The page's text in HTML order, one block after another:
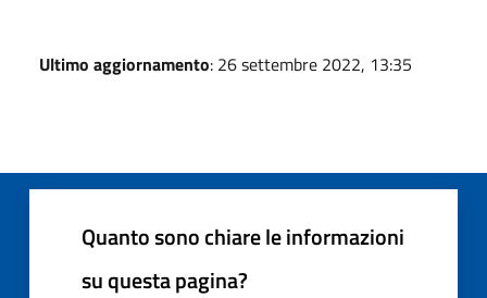
Ultimo aggiornamento: 26 settembre 2022, 13:35
Quanto sono chiare le informazioni
su questa pagina?